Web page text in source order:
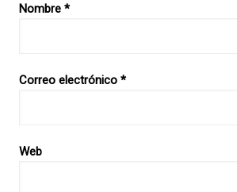
Nombre *
Correo electrónico *
Web